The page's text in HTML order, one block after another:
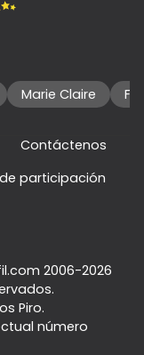
Marie Claire
Contáctenos
participación
2006-2026
Piro.
número